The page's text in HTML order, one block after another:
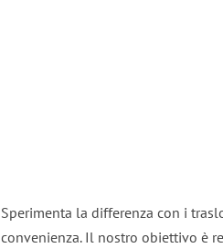
Sperimenta la differenza con i
convenienza. Il nostro obiettivo è